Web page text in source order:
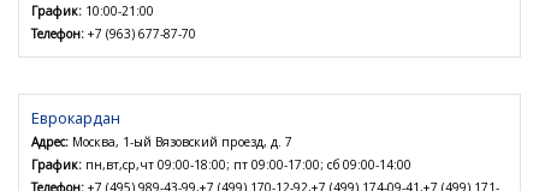
График: 10:00-21:00
Телефон: +7 (963) 677-87-70
Еврокардан
Адрес: Москва, 1-ый Вязовский проезд, д. 7
График: пн,вт,ср,чт 09:00-18:00; пт 09:00-17:00; сб 09:00-14:00
Телефон: +7 (495) 989-43-99,+7 (499) 170-12-92,+7 (499) 174-09-41,+7 (499) 171-